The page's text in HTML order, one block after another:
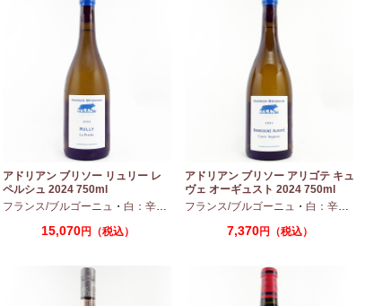
シャルドネ
アドリアン ブリソー リュリー レ
ペルシュ 2024 750ml
フランス/ブルゴーニュ ・ 白：辛口 シャルドネ
15,070円（税込）
アドリアン ブリソー アリゴテ キュ
ヴェ オーギュスト 2024 750ml
フランス/ブルゴーニュ ・ 白：辛口
7,370円（税込）